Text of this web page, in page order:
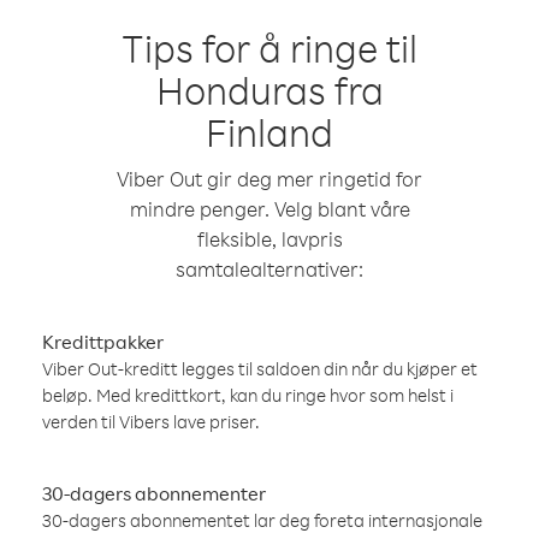
Tips for å ringe til
Honduras fra
Finland
Viber Out gir deg mer ringetid for
mindre penger. Velg blant våre
fleksible, lavpris
samtalealternativer:
Kredittpakker
Viber Out-kreditt legges til saldoen din når du kjøper et
beløp. Med kredittkort, kan du ringe hvor som helst i
verden til Vibers lave priser.
30-dagers abonnementer
30-dagers abonnementet lar deg foreta internasjonale